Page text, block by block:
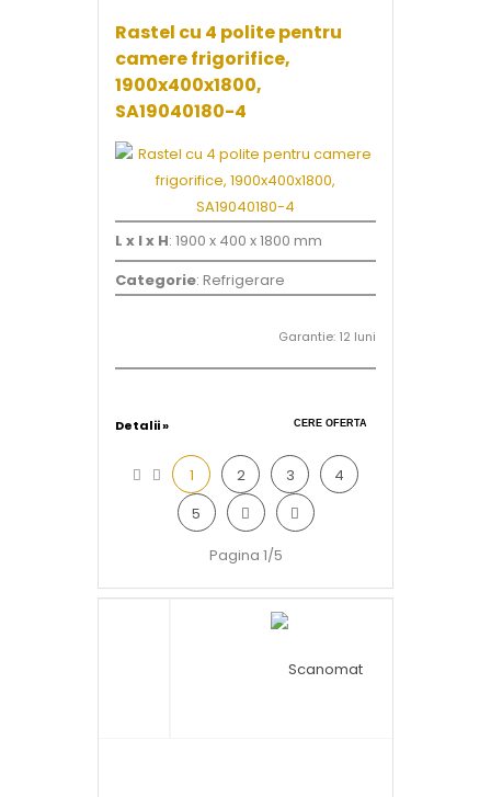
Rastel cu 4 polite pentru
camere frigorifice,
1900x400x1800,
SA19040180-4
L x l x H: 1900 x 400 x 1800 mm
Categorie: Refrigerare
Garantie: 12 luni
Detalii » CERE OFERTA
1 2 3
4
5
Pagina 1/5